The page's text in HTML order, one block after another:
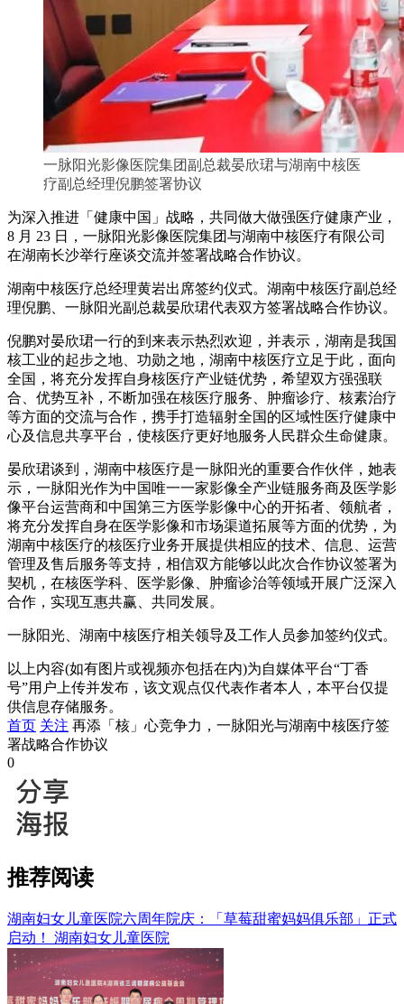
一脉阳光影像医院集团副总裁晏欣珺与湖南中核医
疗副总经理倪鹏签署协议
为深入推进「健康中国」战略，共同做大做强医疗健康产业，
8 月 23 日，一脉阳光影像医院集团与湖南中核医疗有限公司
在湖南长沙举行座谈交流并签署战略合作协议。
湖南中核医疗总经理黄岩出席签约仪式。湖南中核医疗副总经
理倪鹏、一脉阳光副总裁晏欣珺代表双方签署战略合作协议。
倪鹏对晏欣珺一行的到来表示热烈欢迎，并表示，湖南是我国
核工业的起步之地、功勋之地，湖南中核医疗立足于此，面向
全国，将充分发挥自身核医疗产业链优势，希望双方强强联
合、优势互补，不断加强在核医疗服务、肿瘤诊疗、核素治疗
等方面的交流与合作，携手打造辐射全国的区域性医疗健康中
心及信息共享平台，使核医疗更好地服务人民群众生命健康。
晏欣珺谈到，湖南中核医疗是一脉阳光的重要合作伙伴，她表
示，一脉阳光作为中国唯一一家影像全产业链服务商及医学影
像平台运营商和中国第三方医学影像中心的开拓者、领航者，
将充分发挥自身在医学影像和市场渠道拓展等方面的优势，为
湖南中核医疗的核医疗业务开展提供相应的技术、信息、运营
管理及售后服务等支持，相信双方能够以此次合作协议签署为
契机，在核医学科、医学影像、肿瘤诊治等领域开展广泛深入
合作，实现互惠共赢、共同发展。
一脉阳光、湖南中核医疗相关领导及工作人员参加签约仪式。
以上内容(如有图片或视频亦包括在内)为自媒体平台“丁香
号”用户上传并发布，该文观点仅代表作者本人，本平台仅提
供信息存储服务。
首页 关注 再添「核」心竞争力，一脉阳光与湖南中核医疗签
署战略合作协议
0
推荐阅读
湖南妇女儿童医院六周年院庆：「草莓甜蜜妈妈俱乐部」正式
启动！ 湖南妇女儿童医院